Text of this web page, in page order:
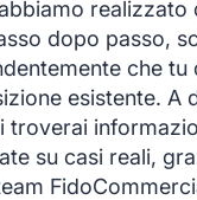
realizzato
dopo passo,
che
esistente. A
troverai
su casi reali,